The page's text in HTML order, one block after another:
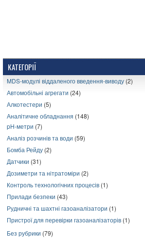
КАТЕГОРІЇ
MDS-модулі віддаленого введення-виводу (2)
Автомобільні агрегати (24)
Алкотестери (5)
Аналітичне обладнання (148)
pH-метри (7)
Аналіз розчинів та води (59)
Бомба Рейду (2)
Датчики (31)
Дозиметри та нітратоміри (2)
Контроль технологічних процесів (1)
Прилади безпеки (43)
Рудничні та шахтні газоаналізатори (1)
Пристрої для перевірки газоаналізаторів (1)
Без рубрики (79)